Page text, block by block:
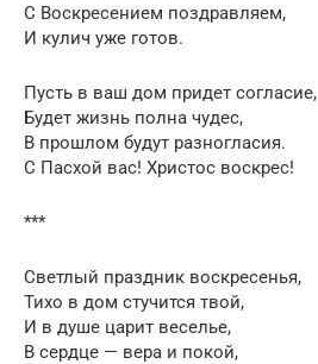
С Воскресением поздравляем,
И кулич уже готов.
Пусть в ваш дом придет согласие,
Будет жизнь полна чудес,
В прошлом будут разногласия.
С Пасхой вас! Христос воскрес!
***
Светлый праздник воскресенья,
Тихо в дом стучится твой,
И в душе царит веселье,
В сердце — вера и покой,